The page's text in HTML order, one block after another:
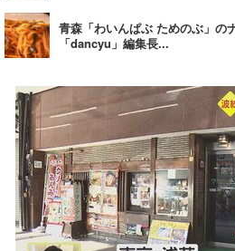
青森「わいんぱぶ ためのぶ」の
「dancyu」編集長...